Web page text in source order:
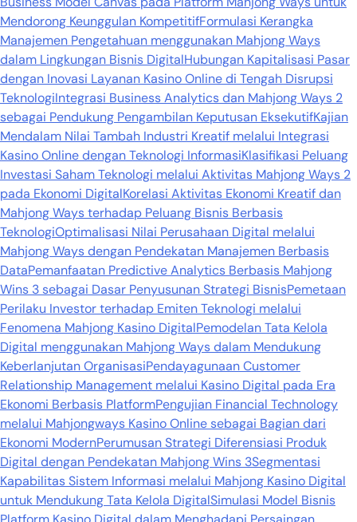
Mendorong Keunggulan KompetitifFormulasi Kerangka
Manajemen Pengetahuan menggunakan Mahjong Ways
dalam Lingkungan Bisnis DigitalHubungan Kapitalisasi Pasar
dengan Inovasi Layanan Kasino Online di Tengah Disrupsi
TeknologiIntegrasi Business Analytics dan Mahjong Ways 2
sebagai Pendukung Pengambilan Keputusan EksekutifKajian
Mendalam Nilai Tambah Industri Kreatif melalui Integrasi
Kasino Online dengan Teknologi InformasiKlasifikasi Peluang
Investasi Saham Teknologi melalui Aktivitas Mahjong Ways 2
pada Ekonomi DigitalKorelasi Aktivitas Ekonomi Kreatif dan
Mahjong Ways terhadap Peluang Bisnis Berbasis
TeknologiOptimalisasi Nilai Perusahaan Digital melalui
Mahjong Ways dengan Pendekatan Manajemen Berbasis
DataPemanfaatan Predictive Analytics Berbasis Mahjong
Wins 3 sebagai Dasar Penyusunan Strategi BisnisPemetaan
Perilaku Investor terhadap Emiten Teknologi melalui
Fenomena Mahjong Kasino DigitalPemodelan Tata Kelola
Digital menggunakan Mahjong Ways dalam Mendukung
Keberlanjutan OrganisasiPendayagunaan Customer
Relationship Management melalui Kasino Digital pada Era
Ekonomi Berbasis PlatformPengujian Financial Technology
melalui Mahjongways Kasino Online sebagai Bagian dari
Ekonomi ModernPerumusan Strategi Diferensiasi Produk
Digital dengan Pendekatan Mahjong Wins 3Segmentasi
Kapabilitas Sistem Informasi melalui Mahjong Kasino Digital
untuk Mendukung Tata Kelola DigitalSimulasi Model Bisnis